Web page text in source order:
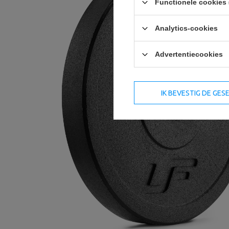
Functionele cookies
Analytics-cookies
Advertentiecookies
IK BEVESTIG DE